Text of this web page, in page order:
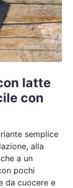
latte
con
semplice
alla
a un
pochi
da cuocere e